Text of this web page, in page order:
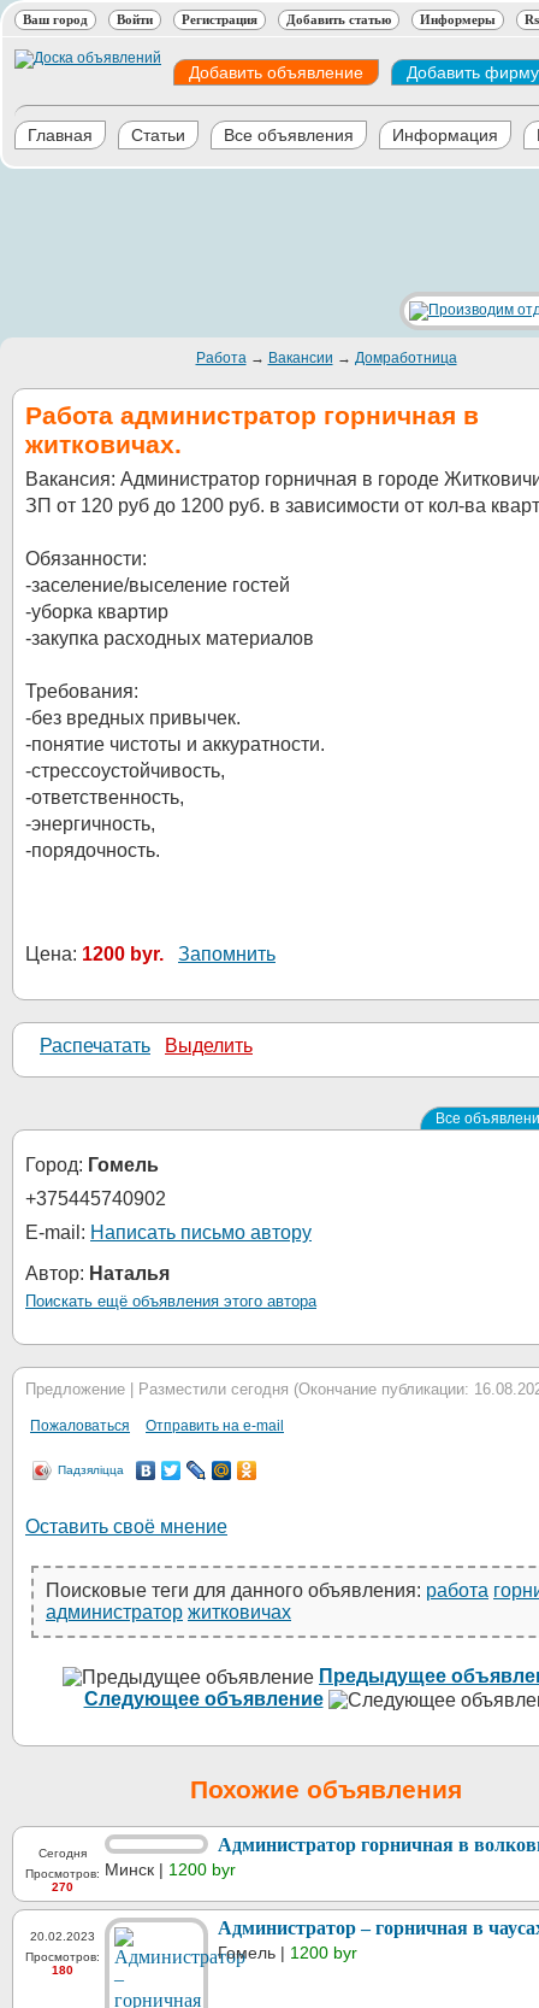
Ваш город Войти Регистрация Добавить статью Информеры
Добавить объявление Добавить фирму
Главная Статьи Все объявления Информация
Работа→ Вакансии → Домработница
Работа администратор горничная в
житковичах.
Вакансия: Администратор горничная в городе
ЗП от 120 руб до 1200 руб. в зависимости от кол-ва
Обязанности:
-заселение/выселение гостей
-уборка квартир
-закупка расходных материалов
Требования:
-без вредных привычек.
-понятие чистоты и аккуратности.
-стрессоустойчивость,
-ответственность,
-энергичность,
-порядочность.
Цена: 1200 byr. Запомнить
Распечатать Выделить
Все
Город: Гомель
+375445740902
E-mail: Написать письмо автору
Автор: Наталья
Поискать ещё объявления этого автора
Предложение | Разместили сегодня (Окончание публикации:
Пожаловаться Отправить на e-mail
Падзяліцца
Оставить своё мнение
Поисковые теги для данного объявления: работа
администратор житковичах
Предыдущее
Следующее объявление
Похожие объявления
Сегодня
Просмотров:
270
Администратор горничная в
Минск | 1200 byr
20.02.2023
Просмотров:
180
Администратор – горничная в
Гомель | 1200 byr